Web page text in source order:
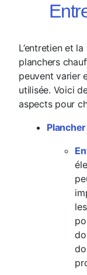
L’entretien et
planchers
peuvent varier
utilisée. Voici
aspects pour